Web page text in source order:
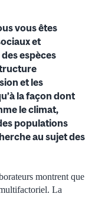
vous êtes
et
espèces
et les
la façon dont
le climat,
populations
au sujet des
montrent que
La